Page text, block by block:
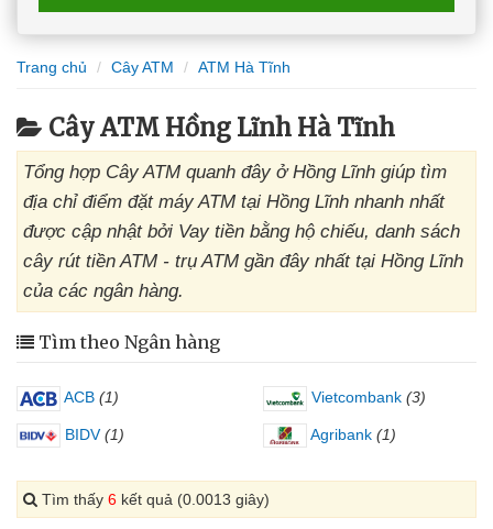
Trang chủ Cây ATM ATM Hà Tĩnh
Cây ATM Hồng Lĩnh Hà Tĩnh
Tổng hợp Cây ATM quanh đây ở Hồng Lĩnh giúp tìm
địa chỉ điểm đặt máy ATM tại Hồng Lĩnh nhanh nhất
được cập nhật bởi Vay tiền bằng hộ chiếu, danh sách
cây rút tiền ATM - trụ ATM gần đây nhất tại Hồng Lĩnh
của các ngân hàng.
Tìm theo Ngân hàng
ACB (1) Vietcombank (3)
BIDV (1) Agribank (1)
Tìm thấy 6 kết quả (0.0013 giây)